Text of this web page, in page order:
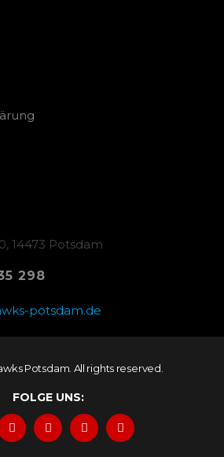
14473 Potsdam
298
potsdam.de
Potsdam. All rights reserved.
FOLGE UNS: